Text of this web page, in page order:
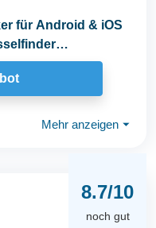
für Android & iOS
Mehr anzeigen ⏷
8.7/10
noch gut